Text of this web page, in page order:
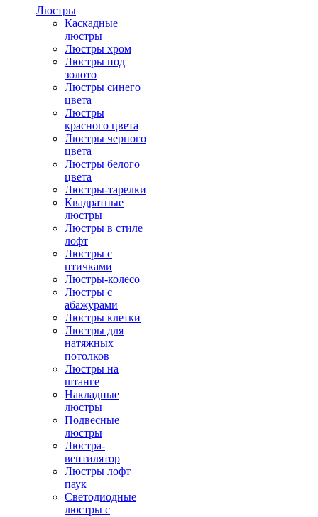
Люстры
Каскадные
люстры
Люстры хром
Люстры под
золото
Люстры синего
цвета
Люстры
красного цвета
Люстры черного
цвета
Люстры белого
цвета
Люстры-тарелки
Квадратные
люстры
Люстры в стиле
лофт
Люстры с
птичками
Люстры-колесо
Люстры с
абажурами
Люстры клетки
Люстры для
натяжных
потолков
Люстры на
штанге
Накладные
люстры
Подвесные
люстры
Люстра-
вентилятор
Люстры лофт
паук
Светодиодные
люстры с